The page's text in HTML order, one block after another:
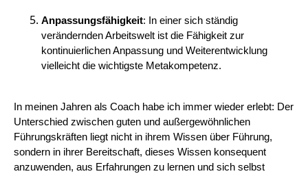
Anpassungsfähigkeit: In einer sich ständig
verändernden Arbeitswelt ist die Fähigkeit zur
kontinuierlichen Anpassung und Weiterentwicklung
vielleicht die wichtigste Metakompetenz.
In meinen Jahren als Coach habe ich immer wieder erlebt: Der
Unterschied zwischen guten und außergewöhnlichen
Führungskräften liegt nicht in ihrem Wissen über Führung,
sondern in ihrer Bereitschaft, dieses Wissen konsequent
anzuwenden, aus Erfahrungen zu lernen und sich selbst